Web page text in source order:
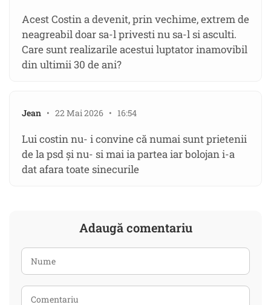
Acest Costin a devenit, prin vechime, extrem de
neagreabil doar sa-l privesti nu sa-l si asculti.
Care sunt realizarile acestui luptator inamovibil
din ultimii 30 de ani?
Jean • 22 Mai 2026 • 16:54
Lui costin nu- i convine că numai sunt prietenii
de la psd și nu- si mai ia partea iar bolojan i-a
dat afara toate sinecurile
Adaugă comentariu